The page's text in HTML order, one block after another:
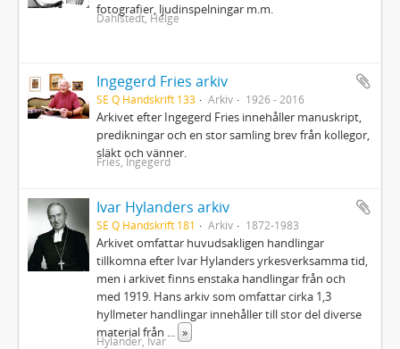
fotografier, ljudinspelningar m.m.
Dahlstedt, Helge
Ingegerd Fries arkiv
SE Q Handskrift 133 Arkiv 1926 - 2016
Arkivet efter Ingegerd Fries innehåller manuskript,
predikningar och en stor samling brev från kollegor,
släkt och vänner.
Fries, Ingegerd
Ivar Hylanders arkiv
SE Q Handskrift 181 Arkiv 1872-1983
Arkivet omfattar huvudsakligen handlingar
tillkomna efter Ivar Hylanders yrkesverksamma tid,
men i arkivet finns enstaka handlingar från och
med 1919. Hans arkiv som omfattar cirka 1,3
hyllmeter handlingar innehåller till stor del diverse
material från ... »
Hylander, Ivar